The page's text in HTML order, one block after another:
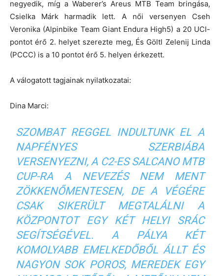
negyedik, míg a Waberer’s Areus MTB Team bringása,
Csielka Márk harmadik lett. A női versenyen Cseh
Veronika (Alpinbike Team Giant Endura High5) a 20 UCI-
pontot érő 2. helyet szerezte meg, És Göltl Zelenij Linda
(PCCC) is a 10 pontot érő 5. helyen érkezett.
A válogatott tagjainak nyilatkozatai:
Dina Marci:
SZOMBAT REGGEL INDULTUNK EL A
NAPFÉNYES SZERBIÁBA
VERSENYEZNI, A C2-ES SALCANO MTB
CUP-RA A NEVEZÉS NEM MENT
ZÖKKENŐMENTESEN, DE A VÉGÉRE
CSAK SIKERÜLT MEGTALÁLNI A
KÖZPONTOT EGY KÉT HELYI SRÁC
SEGÍTSÉGÉVEL. A PÁLYA KÉT
KOMOLYABB EMELKEDŐBŐL ÁLLT ÉS
NAGYON SOK POROS, MEREDEK EGY